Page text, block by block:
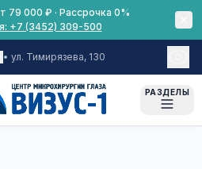
79 000 ₽ · Рассрочка 0%
+7 (3452) 309-500
• ул. Тимирязева, 130
РАЗДЕЛЫ